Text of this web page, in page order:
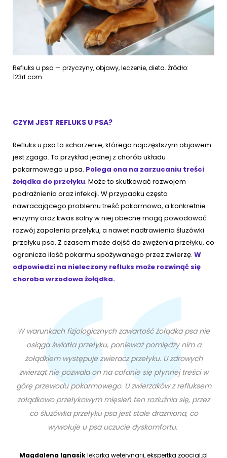
Refluks u psa — przyczyny, objawy, leczenie, dieta. Źródło:
123rf.com
CZYM JEST REFLUKS U PSA?
Refluks u psa to schorzenie, którego najczęstszym objawem
jest zgaga. To przykład jednej z chorób układu
pokarmowego u psa. Polega ona na zarzucaniu treści
żołądka do przełyku. Może to skutkować rozwojem
podrażnienia oraz infekcji. W przypadku często
nawracającego problemu treść pokarmowa, a konkretnie
enzymy oraz kwas solny w niej obecne mogą powodować
rozwój zapalenia przełyku, a nawet nadtrawienia śluzówki
przełyku psa. Z czasem może dojść do zwężenia przełyku, co
ogranicza ilość pokarmu spożywanego przez zwierzę. W
odpowiedzi na nieleczony refluks może rozwinąć się
choroba wrzodowa żołądka.
W warunkach fizjologicznych zawartość żołądka psa nie
osiąga światła przełyku, ponieważ pomiędzy nim a
żołądkiem występuje zwieracz przełyku. U zdrowych
zwierząt nie pozwala on na cofanie się płynnej treści w
górę przewodu pokarmowego. U zwierzaków z refluksem
żołądkowo przełykowym mięsień ten rozluźnia się, przez
co śluzówka przełyku psa jest stale drażniona, co
wywołuje u psa uczucie dyskomfortu.
Magdalena Ignasiklekarka weterynarii, ekspertka zoocial.pl